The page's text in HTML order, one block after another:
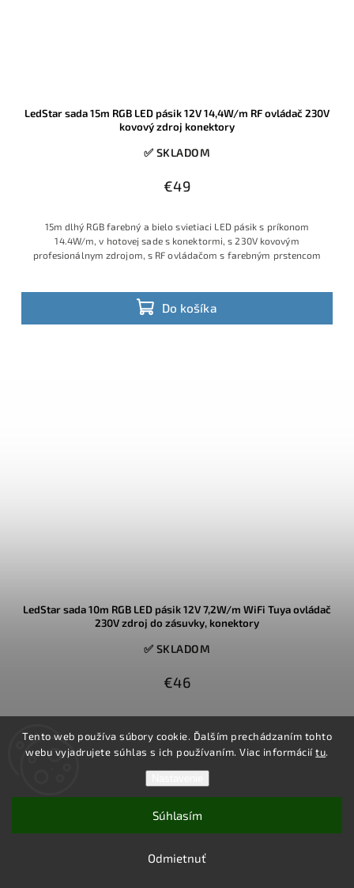
Tento web používa súbory cookie. Ďalším prechádzaním tohto
webu vyjadrujete súhlas s ich používaním. Viac informáciítu.
Odmietnuť
Súhlasím
LedStar sada 15m RGB LED pásik 12V 14,4W/m RF ovládač 230V
kovový zdroj konektory
✅ SKLADOM
€49
Do košíka
15m dlhý RGB farebný a bielo svietiaci LED pásik s príkonom
14.4W/m, v hotovej sade s konektormi, s 230V kovovým
profesionálnym zdrojom, s RF ovládačom s farebným prstencom
LedStar sada 10m RGB LED pásik 12V 7,2W/m WiFi Tuya ovládač
230V zdroj do zásuvky, konektory
✅ SKLADOM
€46
príkonom, v hotovej sade s DO a WiFi Tuya ovládaním, so zdrojom
na 230V, s konektormi